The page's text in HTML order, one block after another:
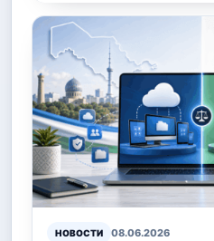
НОВОСТИ 08.06.2026